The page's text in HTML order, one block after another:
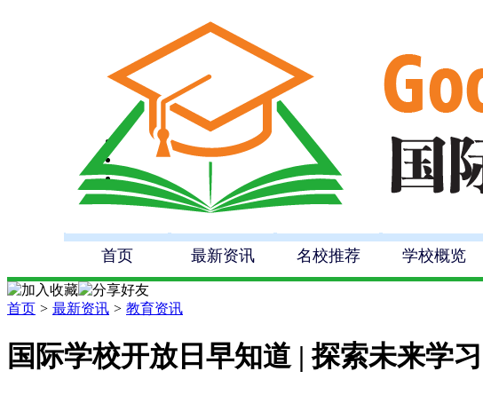
首页 最新资讯 名校推荐 学校概览
首页 > 最新资讯 > 教育资讯
国际学校开放日早知道 | 探索未来学